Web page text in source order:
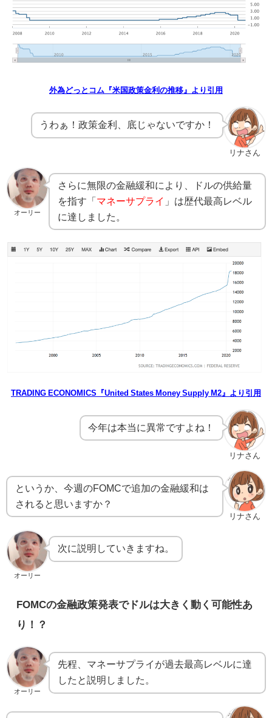
外為どっとコム『米国政策金利の推移』より引用
リナさん
うわぁ！政策金利、底じゃないですか！
オーリー
さらに無限の金融緩和により、ドルの供給量
を指す「 マネーサプライ 」は歴代最高レベル
に達しました。
TRADING ECONOMICS『United States Money Supply M2』より引用
リナさん
今年は本当に異常ですよね！
リナさん
というか、今週のFOMCで追加の金融緩和は
されると思いますか？
オーリー
次に説明していきますね。
FOMCの金融政策発表でドルは大きく動く可能性あ
り！？
オーリー
先程、マネーサプライが過去最高レベルに達
したと説明しました。